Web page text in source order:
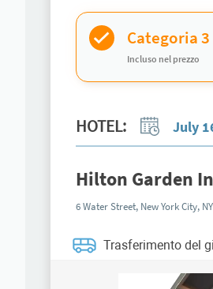
Categoria 3
Incluso nel prezzo
HOTEL: July
Hilton Garden
6 Water Street, New York City,
Trasferimento del